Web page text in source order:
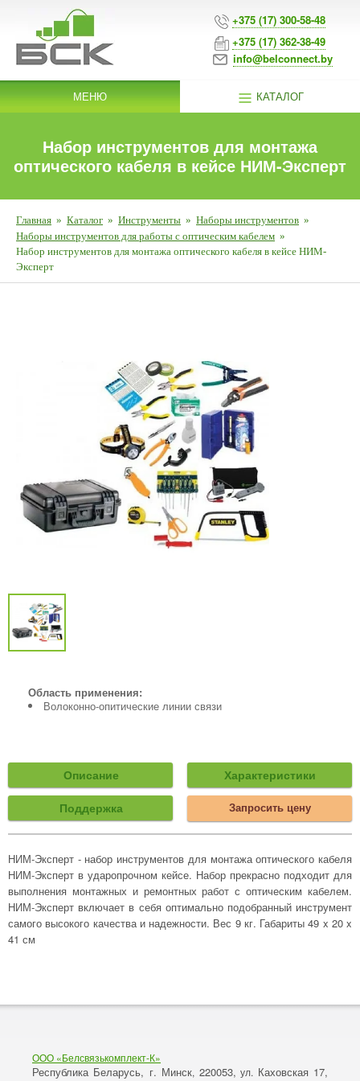
+375 (17) 300-58-48
+375 (17) 362-38-49
info@belconnect.by
МЕНЮ КАТАЛОГ
Набор инструментов для монтажа
оптического кабеля в кейсе НИМ-Эксперт
Главная » Каталог » Инструменты » Наборы инструментов »
Наборы инструментов для работы с оптическим кабелем »
Набор инструментов для монтажа оптического кабеля в кейсе НИМ-
Эксперт
Область применения:
Волоконно-опитические линии связи
Описание Характеристики
Поддержка Запросить цену
НИМ-Эксперт - набор инструментов для монтажа оптического кабеля
НИМ-Эксперт в ударопрочном кейсе. Набор прекрасно подходит для
выполнения монтажных и ремонтных работ с оптическим кабелем.
НИМ-Эксперт включает в себя оптимально подобранный инструмент
самого высокого качества и надежности. Вес 9 кг. Габариты 49 x 20 x
41 см
ООО «Белсвязькомплект-К»
Республика Беларусь, г. Минск, 220053, ул. Каховская 17,